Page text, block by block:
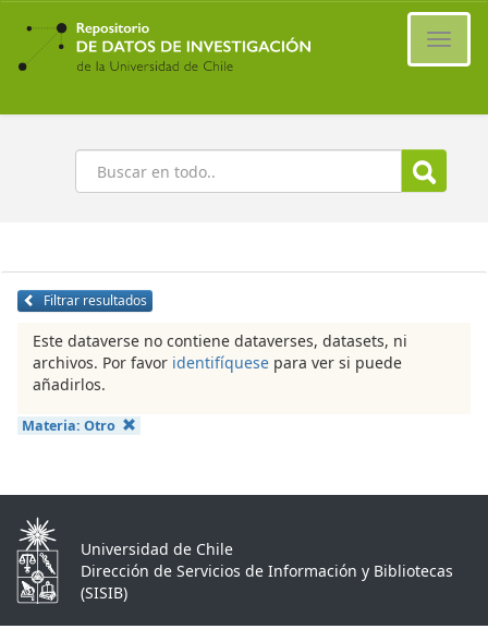
Ir
contenido
principal
Buscar
Filtrar resultados
Este dataverse no contiene dataverses, datasets, ni
archivos. Por favor identifíquese para ver si puede
añadirlos.
Materia: Otro
Universidad de Chile
Dirección de Servicios de Información y Bibliotecas
(SISIB)